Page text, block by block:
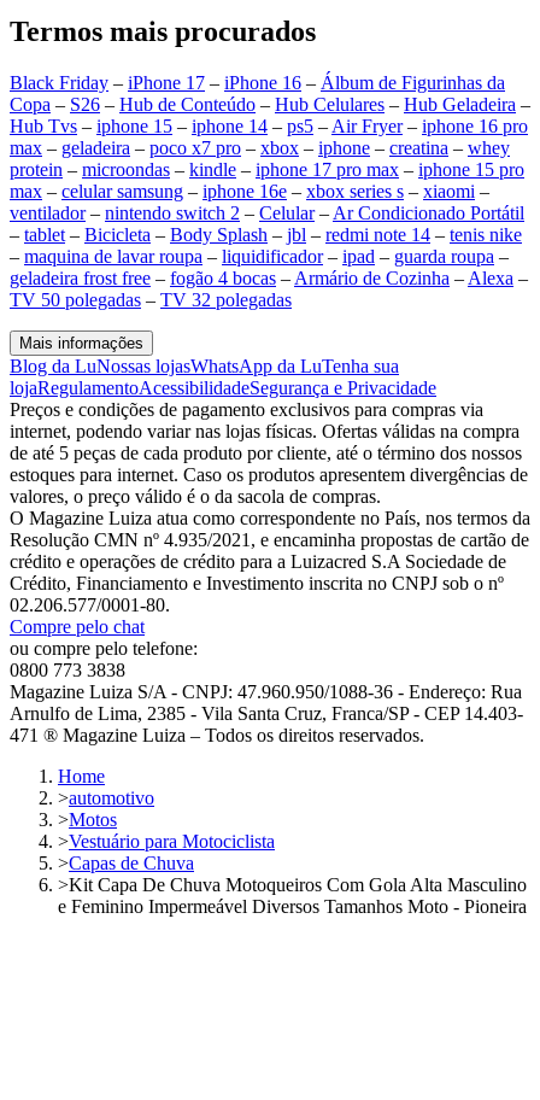
Termos mais procurados
Black Friday – iPhone 17 – iPhone 16 – Álbum de Figurinhas da
Copa – S26 – Hub de Conteúdo – Hub Celulares – Hub Geladeira –
Hub Tvs – iphone 15 – iphone 14 – ps5 – Air Fryer– iphone 16 pro
max – geladeira – poco x7 pro – xbox – iphone – creatina – whey
protein – microondas – kindle – iphone 17 pro max – iphone 15 pro
max – celular samsung – iphone 16e – xbox series s – xiaomi –
ventilador– nintendo switch 2 – Celular– Ar Condicionado Portátil
– tablet – Bicicleta – Body Splash – jbl – redmi note 14 – tenis nike
– maquina de lavar roupa – liquidificador– ipad – guarda roupa –
geladeira frost free – fogão 4 bocas – Armário de Cozinha – Alexa –
TV 50 polegadas – TV 32 polegadas
Mais informações
Blog da LuNossas lojasWhatsApp da LuTenha sua
lojaRegulamentoAcessibilidadeSegurança e Privacidade
Preços e condições de pagamento exclusivos para compras via
internet, podendo variar nas lojas físicas. Ofertas válidas na compra
de até 5 peças de cada produto por cliente, até o término dos nossos
estoques para internet. Caso os produtos apresentem divergências de
valores, o preço válido é o da sacola de compras.
O Magazine Luiza atua como correspondente no País, nos termos da
Resolução CMN nº 4.935/2021, e encaminha propostas de cartão de
crédito e operações de crédito para a Luizacred S.A Sociedade de
Crédito, Financiamento e Investimento inscrita no CNPJ sob o nº
02.206.577/0001-80.
Compre pelo chat
ou compre pelo telefone:
0800 773 3838
Magazine Luiza S/A - CNPJ: 47.960.950/1088-36 - Endereço: Rua
Arnulfo de Lima, 2385 - Vila Santa Cruz, Franca/SP - CEP 14.403-
471 ® Magazine Luiza – Todos os direitos reservados.
Home
>automotivo
>Motos
>Vestuário para Motociclista
>Capas de Chuva
>Kit Capa De Chuva Motoqueiros Com Gola Alta Masculino
e Feminino Impermeável Diversos Tamanhos Moto - Pioneira